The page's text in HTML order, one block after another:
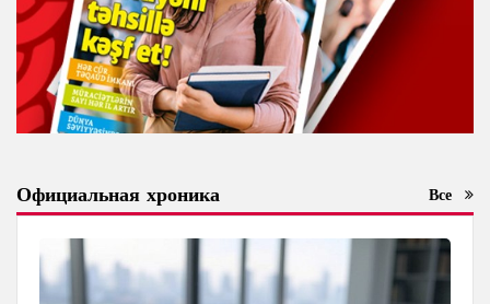
Официальная хроника Все